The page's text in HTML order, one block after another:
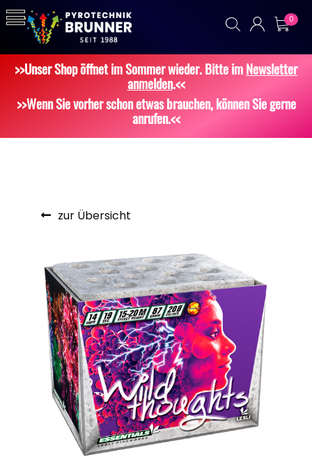
0
>>Unser Shop öffnet im Sommer wieder. Bitte imNewsletter
anmelden.<<
>>Wenn Sie vorher schon etwas brauchen, können Sie gerne
anrufen.<<
zur Übersicht